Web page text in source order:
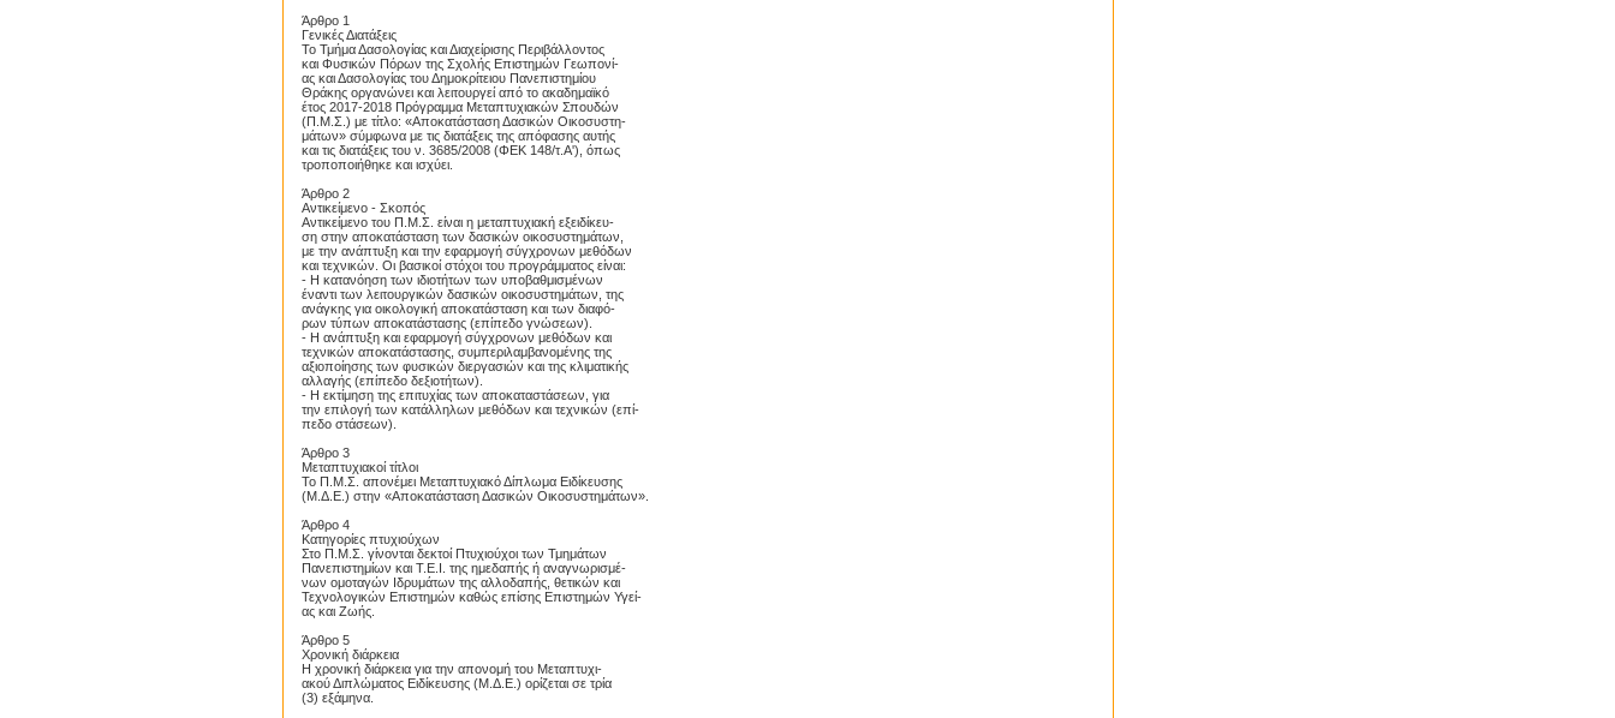
Άρθρο 1
Γενικές Διατάξεις
Το Τμήμα Δασολογίας και Διαχείρισης Περιβάλλοντος
και Φυσικών Πόρων της Σχολής Επιστημών Γεωπονί-
ας και Δασολογίας του Δημοκρίτειου Πανεπιστημίου
Θράκης οργανώνει και λειτουργεί από το ακαδημαϊκό
έτος 2017-2018 Πρόγραμμα Μεταπτυχιακών Σπουδών
(Π.Μ.Σ.) με τίτλο: «Αποκατάσταση Δασικών Οικοσυστη-
μάτων» σύμφωνα με τις διατάξεις της απόφασης αυτής
και τις διατάξεις του ν. 3685/2008 (ΦΕΚ 148/τ.Α'), όπως
τροποποιήθηκε και ισχύει.
Άρθρο 2
Αντικείμενο - Σκοπός
Αντικείμενο του Π.Μ.Σ. είναι η μεταπτυχιακή εξειδίκευ-
ση στην αποκατάσταση των δασικών οικοσυστημάτων,
με την ανάπτυξη και την εφαρμογή σύγχρονων μεθόδων
και τεχνικών. Οι βασικοί στόχοι του προγράμματος είναι:
- Η κατανόηση των ιδιοτήτων των υποβαθμισμένων
έναντι των λειτουργικών δασικών οικοσυστημάτων, της
ανάγκης για οικολογική αποκατάσταση και των διαφό-
ρων τύπων αποκατάστασης (επίπεδο γνώσεων).
- Η ανάπτυξη και εφαρμογή σύγχρονων μεθόδων και
τεχνικών αποκατάστασης, συμπεριλαμβανομένης της
αξιοποίησης των φυσικών διεργασιών και της κλιματικής
αλλαγής (επίπεδο δεξιοτήτων).
- Η εκτίμηση της επιτυχίας των αποκαταστάσεων, για
την επιλογή των κατάλληλων μεθόδων και τεχνικών (επί-
πεδο στάσεων).
Άρθρο 3
Μεταπτυχιακοί τίτλοι
Το Π.Μ.Σ. απονέμει Μεταπτυχιακό Δίπλωμα Ειδίκευσης
(Μ.Δ.Ε.) στην «Αποκατάσταση Δασικών Οικοσυστημάτων».
Άρθρο 4
Κατηγορίες πτυχιούχων
Στο Π.Μ.Σ. γίνονται δεκτοί Πτυχιούχοι των Τμημάτων
Πανεπιστημίων και Τ.Ε.Ι. της ημεδαπής ή αναγνωρισμέ-
νων ομοταγών Ιδρυμάτων της αλλοδαπής, θετικών και
Τεχνολογικών Επιστημών καθώς επίσης Επιστημών Υγεί-
ας και Ζωής.
Άρθρο 5
Χρονική διάρκεια
Η χρονική διάρκεια για την απονομή του Μεταπτυχι-
ακού Διπλώματος Ειδίκευσης (Μ.Δ.Ε.) ορίζεται σε τρία
(3) εξάμηνα.